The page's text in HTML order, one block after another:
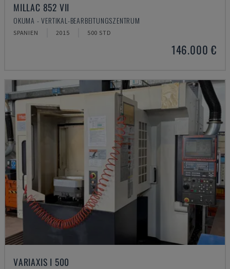
MILLAC 852 VII
OKUMA - VERTIKAL-BEARBEITUNGSZENTRUM
SPANIEN 2015 500 STD
146.000 €
VARIAXIS I 500